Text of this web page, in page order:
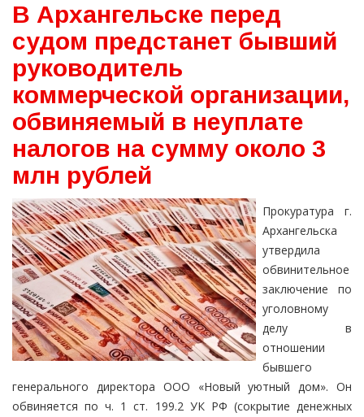
В Архангельске перед
судом предстанет бывший
руководитель
коммерческой организации,
обвиняемый в неуплате
налогов на сумму около 3
млн рублей
Прокуратура г.
Архангельска
утвердила
обвинительное
заключение по
уголовному
делу в
отношении
бывшего
генерального директора ООО «Новый уютный дом». Он
обвиняется по ч. 1 ст. 199.2 УК РФ (сокрытие денежных